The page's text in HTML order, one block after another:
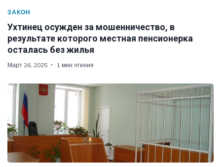
ЗАКОН
Ухтинец осужден за мошенничество, в
результате которого местная пенсионерка
осталась без жилья
Март 26, 2025 1 мин чтения